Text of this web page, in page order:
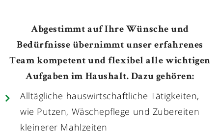
Abgestimmt auf Ihre Wünsche und
Bedürfnisse übernimmt unser erfahrenes
Team kompetent und flexibel alle wichtigen
Aufgaben im Haushalt. Dazu gehören:
Alltägliche hauswirtschaftliche Tätigkeiten,
wie Putzen, Wäschepflege und Zubereiten
kleinerer Mahlzeiten